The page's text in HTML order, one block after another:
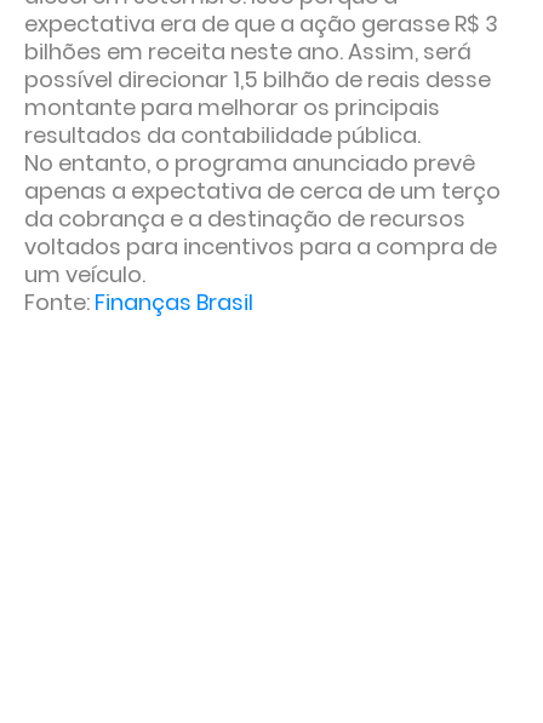
expectativa era de que a ação gerasse R$ 3
bilhões em receita neste ano. Assim, será
possível direcionar 1,5 bilhão de reais desse
montante para melhorar os principais
resultados da contabilidade pública.
No entanto, o programa anunciado prevê
apenas a expectativa de cerca de um terço
da cobrança e a destinação de recursos
voltados para incentivos para a compra de
um veículo.
Fonte: Finanças Brasil